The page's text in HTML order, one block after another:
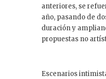
anteriores, se
año, pasando de
duración y
propuestas no
Escenarios